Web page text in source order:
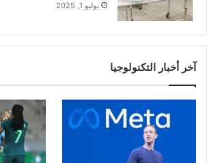
يوليو 1, 2025
آخر أخبار التكنولوجيا